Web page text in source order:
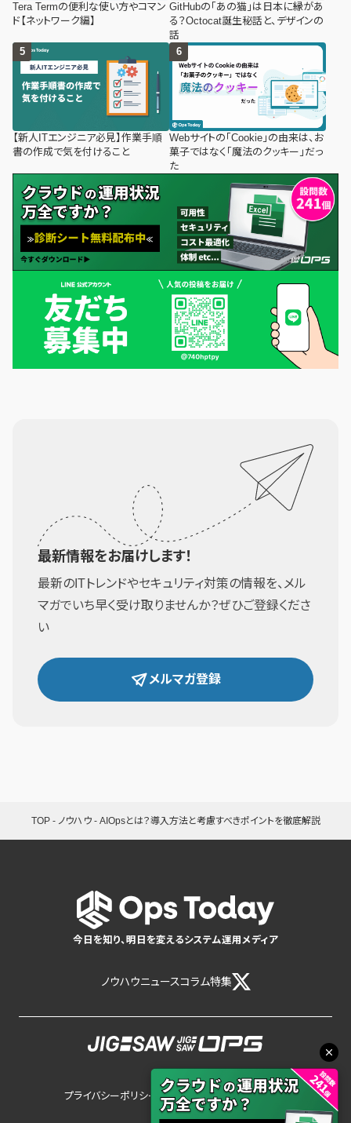
Tera Termの便利な使い方やコマン
ド【ネットワーク編】
GitHubの「あの猫」は日本に縁があ
る？Octocat誕生秘話と、デザインの
話
【新人ITエンジニア必見】作業手順
書の作成で気を付けること
Webサイトの「Cookie」の由来は、お
菓子ではなく「魔法のクッキー」だっ
た
最新情報をお届けします！
最新のITトレンドやセキュリティ対策の情報を、メル
マガでいち早く受け取りませんか？ぜひご登録くださ
い
メルマガ登録
TOP- ノウハウ- AIOpsとは？導入方法と考慮すべきポイントを徹底解説
今日を知り、明日を変えるシステム運用メディア
ノウハウニュースコラム特集
プライバシーポリシー サイトポリシー